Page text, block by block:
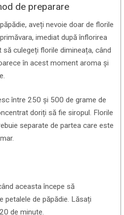
de preparare
aveți nevoie doar de florile
imediat după înflorirea
culegeți florile dimineața, când
în acest moment aroma și
între 250 și 500 de grame de
doriți să fie siropul. Florile
separate de partea care este
aceasta începe să
petalele de păpădie. Lăsați
de minute.